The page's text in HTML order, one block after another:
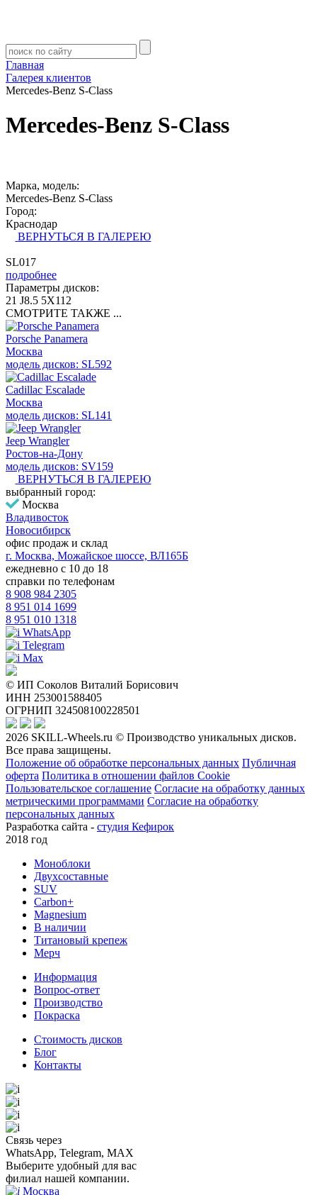
Главная
Галерея клиентов
Mercedes-Benz S-Class
Mercedes-Benz S-Class
Марка, модель:
Mercedes-Benz S-Class
Город:
Краснодар
ВЕРНУТЬСЯ В ГАЛЕРЕЮ
SL017
подробнее
Параметры дисков:
21 J8.5 5X112
СМОТРИТЕ ТАКЖЕ ...
Porsche Panamera
Москва
модель дисков: SL592
Cadillac Escalade
Москва
модель дисков: SL141
Jeep Wrangler
Ростов-на-Дону
модель дисков: SV159
ВЕРНУТЬСЯ В ГАЛЕРЕЮ
выбранный город:
Москва
Владивосток
Новосибирск
офис продаж и склад
г. Москва, Можайское шоссе, ВЛ165Б
ежедневно с 10 до 18
справки по телефонам
8 908 984 2305
8 951 014 1699
8 951 010 1318
WhatsApp
Telegram
Max
© ИП Соколов Виталий Борисович
ИНН 253001588405
ОГРНИП 324508100228501
2026 SKILL-Wheels.ru © Производство уникальных дисков.
Все права защищены.
Положение об обработке персональных данных Публичная
оферта Политика в отношении файлов Cookie
Пользовательское соглашение Согласие на обработку данных
метрическими программами Согласие на обработку
персональных данных
Разработка сайта - студия Кефирок
2018 год
Моноблоки
Двухсоставные
SUV
Carbon+
Magnesium
В наличии
Титановый крепеж
Мерч
Информация
Вопрос-ответ
Производство
Покраска
Стоимость дисков
Блог
Контакты
Связь через
WhatsApp, Telegram, MAX
Выберите удобный для вас
филиал нашей компании.
Москва